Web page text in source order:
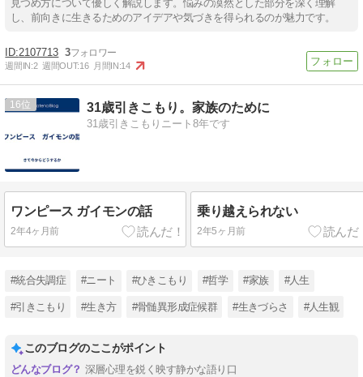
見つめ方について優しく解説します。悩みの漠然とした部分を深く理解
し、前向きに生きるためのアイデアや気づきを得られるのが魅力です。
2107713 3
週間IN:2 週間OUT:16 月間IN:14
16 31歳引きこもり。家族のために
31歳引きこもりニート8年です
ワンピース ガイモンの話
2年4ヶ月前
乗り越えられない
2年5ヶ月前
#統合失調症 #ニート #ひきこもり #哲学 #家族 #人生
#引きこもり #生き方 #骨髄異形成症候群 #生きづらさ #人生観
このブログのここがポイント
深層心理を鋭く映す静かな語り口